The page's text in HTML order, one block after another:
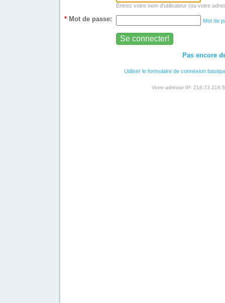
Entrez votre nom d'utilisateur (ou votre
* Mot de passe: Mot de
Pas encore
Utiliser le formulaire de connexion
Votre adresse IP: